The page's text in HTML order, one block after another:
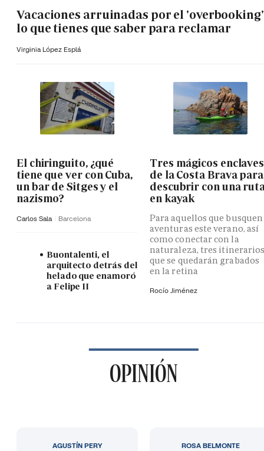
Vacaciones arruinadas por el
lo que tienes que saber para reclamar
Virginia López Esplá
El chiringuito, ¿qué
tiene que ver con Cuba,
un bar de Sitges y el
nazismo?
Carlos Sala Barcelona
Buontalenti, el
arquitecto detrás del
helado que enamoró
a Felipe II
Tres mágicos enclaves
de la Costa Brava para
descubrir con una
en kayak
Para aquellos que busquen
aventuras este verano, así
como conectar con la
naturaleza, tres
que se quedarán grabados
en la retina
Rocío Jiménez
OPINIÓN
AGUSTÍN PERY ROSA BELMONTE